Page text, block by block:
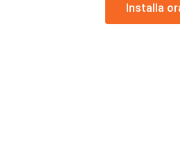
Installa